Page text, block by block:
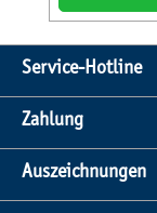
Palisaden.Die
hohe
Gestaltung Erhältlich in erweiterter Farbauswahl
Umlaufende
Service-Hotline
Zahlung
Auszeichnungen